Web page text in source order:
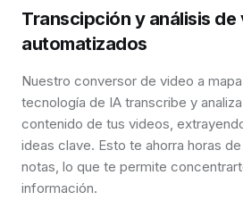
Transcipción y análisis de
automatizados
Nuestro conversor de video a
tecnología de IA transcribe y
contenido de tus videos,
ideas clave. Esto te ahorra horas
notas, lo que te permite
información.